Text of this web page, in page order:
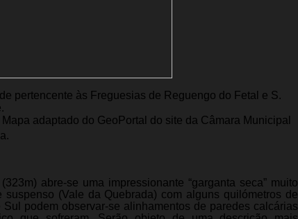
pertencente às Freguesias de Reguengo do Fetal e S.
adaptado do GeoPortal do site da Câmara Municipal
abre-se uma impressionante “garganta seca” muito
(Vale da Quebrada) com alguns quilómetros de
podem observar-se alinhamentos de paredes calcárias